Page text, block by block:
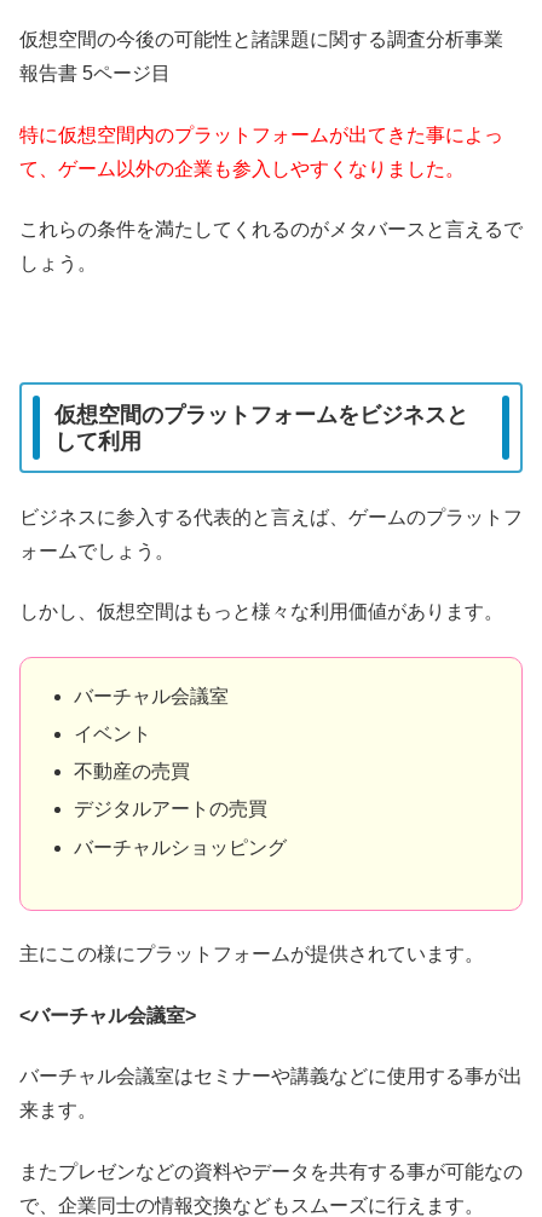
仮想空間の今後の可能性と諸課題に関する調査分析事業
報告書 5ページ目
特に仮想空間内のプラットフォームが出てきた事によっ
て、ゲーム以外の企業も参入しやすくなりました。
これらの条件を満たしてくれるのがメタバースと言えるで
しょう。
仮想空間のプラットフォームをビジネスと
して利用
ビジネスに参入する代表的と言えば、ゲームのプラットフ
ォームでしょう。
しかし、仮想空間はもっと様々な利用価値があります。
バーチャル会議室
イベント
不動産の売買
デジタルアートの売買
バーチャルショッピング
主にこの様にプラットフォームが提供されています。
<バーチャル会議室>
バーチャル会議室はセミナーや講義などに使用する事が出
来ます。
またプレゼンなどの資料やデータを共有する事が可能なの
で、企業同士の情報交換などもスムーズに行えます。